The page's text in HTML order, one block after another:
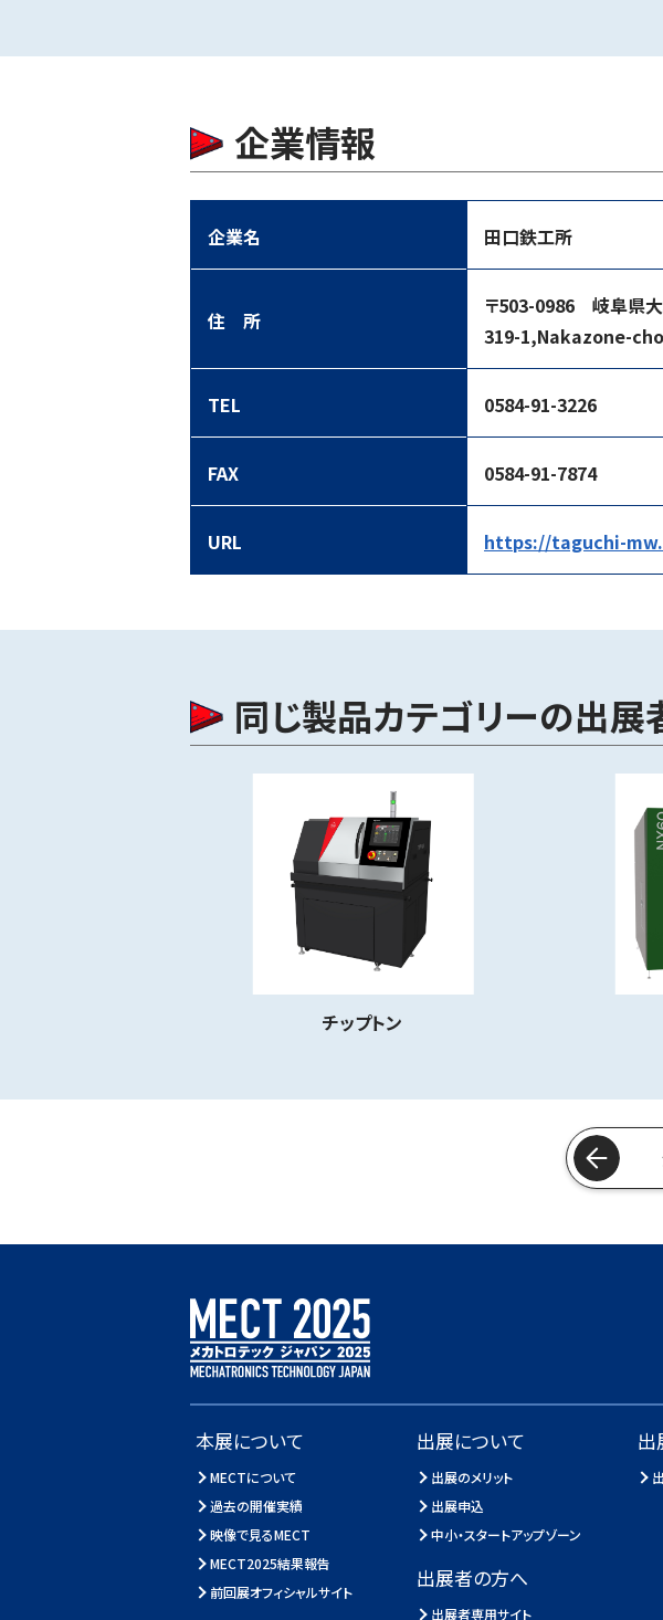
企業情報
企業名 田口鉄工所
住 所
〒503-0986 岐阜県
319-1,Nakazone-
TEL 0584-91-3226
FAX 0584-91-7874
URL https://taguchi-
同じ製品カテゴリーの出展
チップトン
本展について
MECTについて
過去の開催実績
映像で見るMECT
MECT2025結果報告
前回展オフィシャルサイト
出展について
出展のメリット
出展申込
中小・スタートアップゾーン
出展者の方へ
出展者専用サイト
出